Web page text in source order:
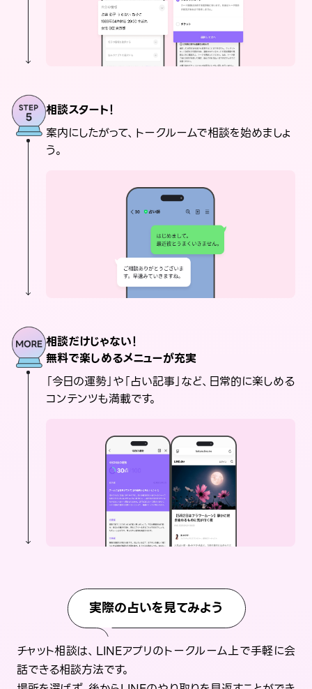
相談スタート！
案内にしたがって、トークルームで相談を始めましょ
う。
相談だけじゃない！
無料で楽しめるメニューが充実
「今日の運勢」や「占い記事」など、日常的に楽しめる
コンテンツも満載です。
実際の占いを見てみよう
チャット相談は、LINEアプリのトークルーム上で手軽に会
話できる相談方法です。